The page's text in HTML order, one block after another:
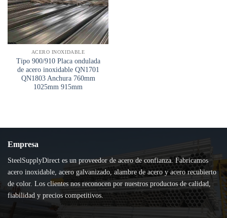
ACERO INOXIDABLE
Tipo 900/910 Placa ondulada
de acero inoxidable QN1701
QN1803 Anchura 760mm
1025mm 915mm
Empresa
SteelSupplyDirect es un proveedor de acero de confianza. Fabricamos
acero inoxidable, acero galvanizado, alambre de acero y acero recubierto
de color. Los clientes nos reconocen por nuestros productos de calidad,
fiabilidad y precios competitivos.